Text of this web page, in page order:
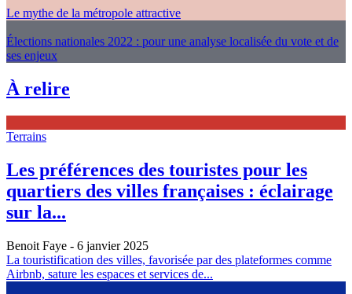
Le mythe de la métropole attractive
Élections nationales 2022 : pour une analyse localisée du vote et de
ses enjeux
À relire
Terrains
Les préférences des touristes pour les
quartiers des villes françaises : éclairage
sur la...
Benoit Faye - 6 janvier 2025
La touristification des villes, favorisée par des plateformes comme
Airbnb, sature les espaces et services de...